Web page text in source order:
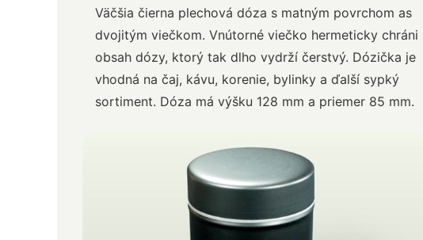
Väčšia čierna plechová dóza s matným povrchom as
dvojitým viečkom. Vnútorné viečko hermeticky chráni
obsah dózy, ktorý tak dlho vydrží čerstvý. Dózička je
vhodná na čaj, kávu, korenie, bylinky a ďalší sypký
sortiment. Dóza má výšku 128 mm a priemer 85 mm.